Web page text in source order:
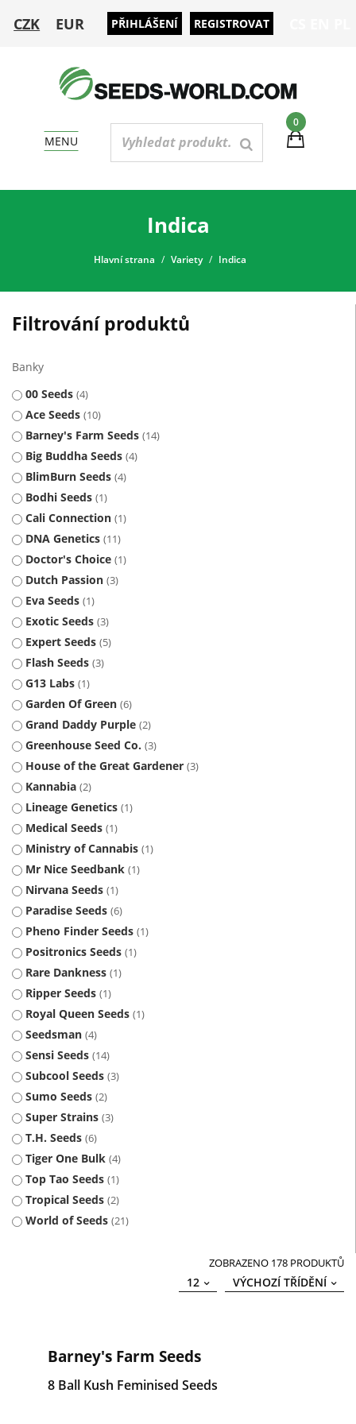
CZK EUR PŘIHLÁŠENÍ REGISTROVAT
0
MENU
Indica
Hlavní strana Variety Indica
Filtrování produktů
Banky
00 Seeds 4
Ace Seeds 10
Barney's Farm Seeds 14
Big Buddha Seeds 4
BlimBurn Seeds 4
Bodhi Seeds 1
Cali Connection 1
DNA Genetics 11
Doctor's Choice 1
Dutch Passion 3
Eva Seeds 1
Exotic Seeds 3
Expert Seeds 5
Flash Seeds 3
G13 Labs 1
Garden Of Green 6
Grand Daddy Purple 2
Greenhouse Seed Co. 3
House of the Great Gardener 3
Kannabia 2
Lineage Genetics 1
Medical Seeds 1
Ministry of Cannabis 1
Mr Nice Seedbank 1
Nirvana Seeds 1
Paradise Seeds 6
Pheno Finder Seeds 1
Positronics Seeds 1
Rare Dankness 1
Ripper Seeds 1
Royal Queen Seeds 1
Seedsman 4
Sensi Seeds 14
Subcool Seeds 3
Sumo Seeds 2
Super Strains 3
T.H. Seeds 6
Tiger One Bulk 4
Top Tao Seeds 1
Tropical Seeds 2
World of Seeds 21
ZOBRAZENO 178 PRODUKTŮ
VÝCHOZÍ TŘÍDĚNÍ
12
Barney's Farm Seeds
8 Ball Kush Feminised Seeds